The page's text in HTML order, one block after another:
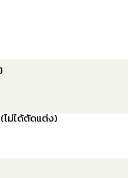
ไม่ได้ตัดแต่ง)